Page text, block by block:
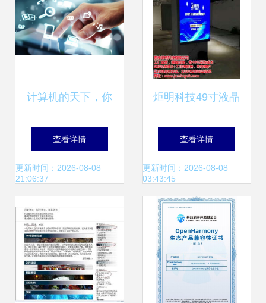
加速计算机软硬件
技术开发
计算机的天下，你
拿什么赚钱？——
软硬件技术的变迁
与未来
查看详情
更新时间：2026-08-08
21:06:37
炬明科技49寸液晶
拼接方案 视觉与技
术的融合创新
查看详情
更新时间：2026-08-08
03:43:45